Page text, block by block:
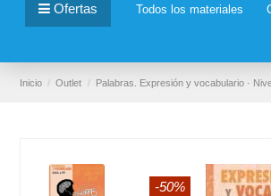
Ofertas Todos los materiales
Inicio Outlet Palabras. Expresión y vocabulario ·
-50%